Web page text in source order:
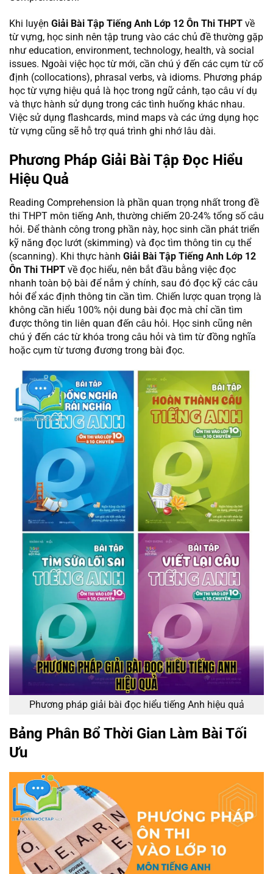
Khi luyện Giải Bài Tập Tiếng Anh Lớp 12 Ôn Thi THPT về
từ vựng, học sinh nên tập trung vào các chủ đề thường gặp
như education, environment, technology, health, và social
issues. Ngoài việc học từ mới, cần chú ý đến các cụm từ cố
định (collocations), phrasal verbs, và idioms. Phương pháp
học từ vựng hiệu quả là học trong ngữ cảnh, tạo câu ví dụ
và thực hành sử dụng trong các tình huống khác nhau.
Việc sử dụng flashcards, mind maps và các ứng dụng học
từ vựng cũng sẽ hỗ trợ quá trình ghi nhớ lâu dài.
Phương Pháp Giải Bài Tập Đọc Hiểu
Hiệu Quả
Reading Comprehension là phần quan trọng nhất trong đề
thi THPT môn tiếng Anh, thường chiếm 20-24% tổng số câu
hỏi. Để thành công trong phần này, học sinh cần phát triển
kỹ năng đọc lướt (skimming) và đọc tìm thông tin cụ thể
(scanning). Khi thực hành Giải Bài Tập Tiếng Anh Lớp 12
Ôn Thi THPT về đọc hiểu, nên bắt đầu bằng việc đọc
nhanh toàn bộ bài để nắm ý chính, sau đó đọc kỹ các câu
hỏi để xác định thông tin cần tìm. Chiến lược quan trọng là
không cần hiểu 100% nội dung bài đọc mà chỉ cần tìm
được thông tin liên quan đến câu hỏi. Học sinh cũng nên
chú ý đến các từ khóa trong câu hỏi và tìm từ đồng nghĩa
hoặc cụm từ tương đương trong bài đọc.
Phương pháp giải bài đọc hiểu tiếng Anh hiệu quả
Bảng Phân Bổ Thời Gian Làm Bài Tối
Ưu